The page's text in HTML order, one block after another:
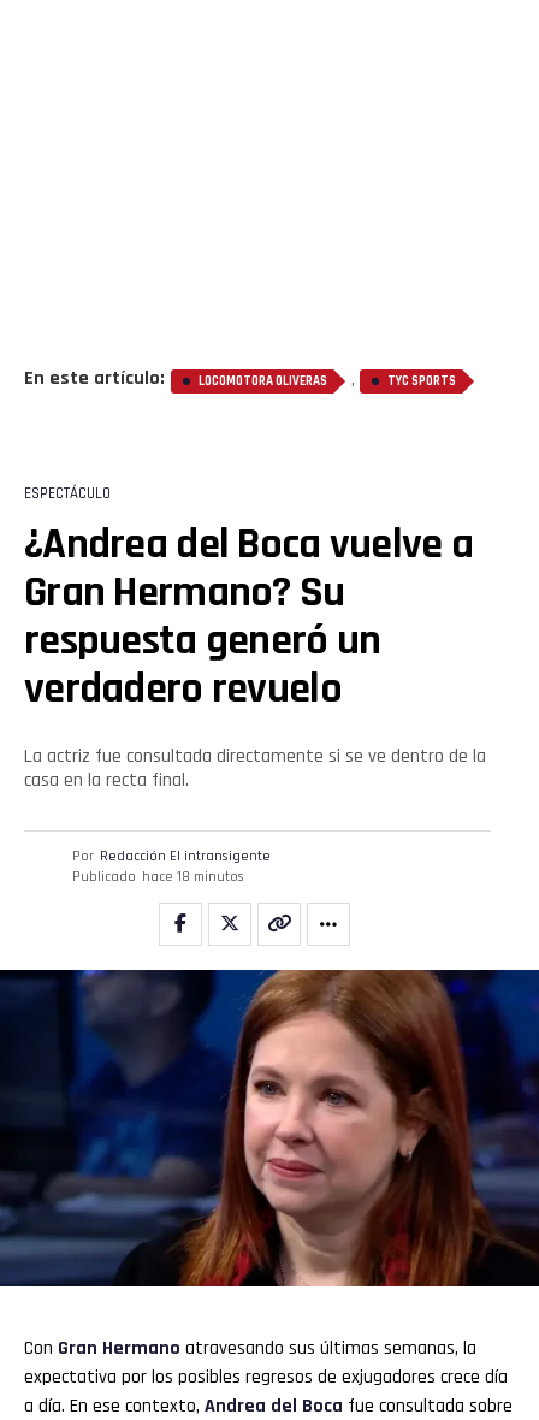
En este artículo: LOCOMOTORA OLIVERAS , TYC SPORTS
ESPECTÁCULO
¿Andrea del Boca vuelve a
Gran Hermano? Su
respuesta generó un
verdadero revuelo
La actriz fue consultada directamente si se ve dentro de la
casa en la recta final.
Por Redacción El intransigente
Publicado hace 18 minutos
Con Gran Hermano atravesando sus últimas semanas, la
expectativa por los posibles regresos de exjugadores crece día
a día. En ese contexto, Andrea del Boca fue consultada sobre